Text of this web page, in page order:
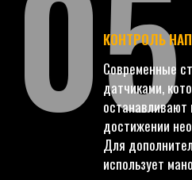
КОНТРОЛЬ
Современные
датчиками,
останавливают
достижении
Для
использует